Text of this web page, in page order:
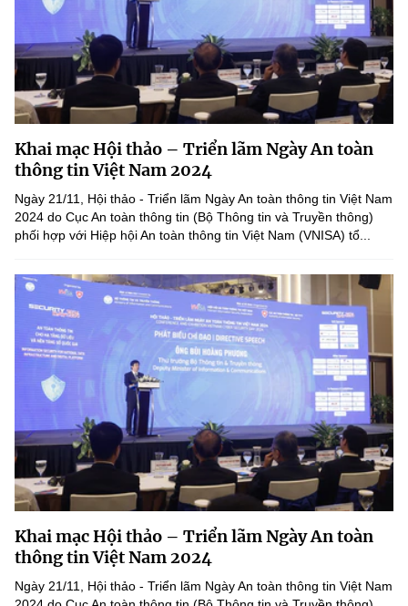
Khai mạc Hội thảo – Triển lãm Ngày An toàn
thông tin Việt Nam 2024
Ngày 21/11, Hội thảo - Triển lãm Ngày An toàn thông tin Việt Nam
2024 do Cục An toàn thông tin (Bộ Thông tin và Truyền thông)
phối hợp với Hiệp hội An toàn thông tin Việt Nam (VNISA) tổ...
Khai mạc Hội thảo – Triển lãm Ngày An toàn
thông tin Việt Nam 2024
Ngày 21/11, Hội thảo - Triển lãm Ngày An toàn thông tin Việt Nam